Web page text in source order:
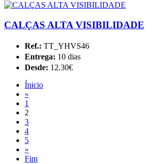
CALÇAS ALTA VISIBILIDADE
Ref.: TT_YHVS46
Entrega: 10 dias
Desde: 12.30€
Ínicio
«
1
2
3
4
5
»
Fim